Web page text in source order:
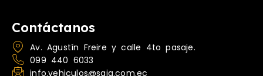
Contáctanos
Av. Agustín Freire y calle 4to pasaje.
099 440 6033
info.vehiculos@saia.com.ec